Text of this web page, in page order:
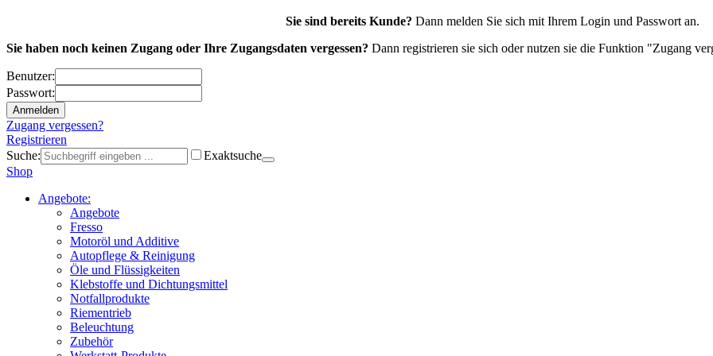
Sie sind bereits Kunde? Dann melden Sie sich mit Ihrem Login und Passwort an.
Sie haben noch keinen Zugang oder Ihre Zugangsdaten vergessen? Dann registrieren sie sich oder nutzen sie die Funktion "Zugang
Benutzer:
Passwort:
Zugang vergessen?
Registrieren
Suche:
Exaktsuche
Shop
Angebote:
Angebote
Fresso
Motoröl und Additive
Autopflege & Reinigung
Öle und Flüssigkeiten
Klebstoffe und Dichtungsmittel
Notfallprodukte
Riementrieb
Beleuchtung
Zubehör